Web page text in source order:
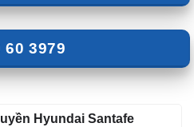
60 3979
Hyundai Santafe